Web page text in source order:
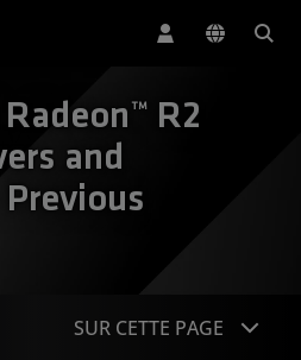
R2
and
SUR CETTE PAGE